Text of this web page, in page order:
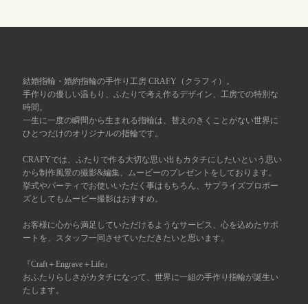
結婚指輪・婚約指輪の手作り工房 CRAFY（クラフィ）。
手作りの優しい温もり、ふたりで考え作るデザイン、工房での特別な
時間。
一生に一度の瞬間から生まれる指輪は、替えのきくことがない世界に
ひとつだけのオリジナルの指輪です。
CRAFYでは、ふたりで作る大切な思い出もカタチにしたいという思い
から制作風景の撮影&編集、ムービーのプレゼントをしております。
挙式やパーティでお使いいただく事はもちろん、サプライズプロポー
ズとしてもムービー撮影はおすすめ。
お客様に心から満足していただけるようなサービス、心を込めたサポ
ートを、スタッフ一同させていただきたいと思います。
『Craft＋Engrave＋Life』
おふたりらしさがカタチになって、世界に一組の手作り指輪が誕生い
たします。
広島店 来店ご予約
オーダーメイド